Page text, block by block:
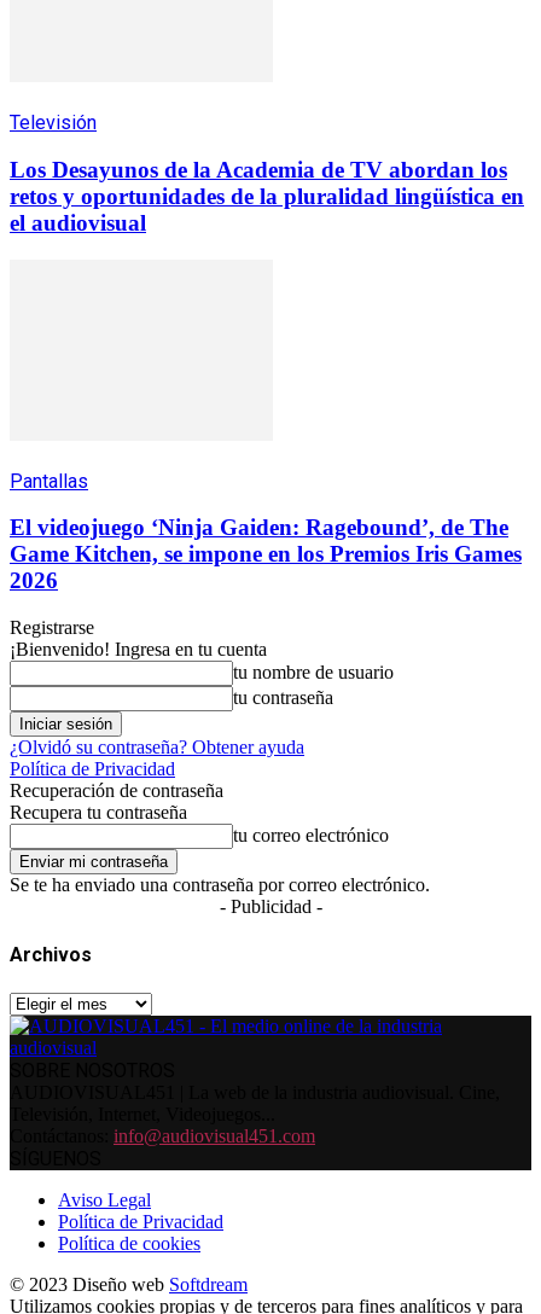
Televisión
Los Desayunos de la Academia de TV abordan los
retos y oportunidades de la pluralidad lingüística en
el audiovisual
Pantallas
El videojuego ‘Ninja Gaiden: Ragebound’, de The
Game Kitchen, se impone en los Premios Iris Games
2026
Registrarse
¡Bienvenido! Ingresa en tu cuenta
tu nombre de usuario
tu contraseña
¿Olvidó su contraseña? Obtener ayuda
Política de Privacidad
Recuperación de contraseña
Recupera tu contraseña
tu correo electrónico
Se te ha enviado una contraseña por correo electrónico.
- Publicidad -
Archivos
Archivos
info@audiovisual451.com
Aviso Legal
Política de Privacidad
Política de cookies
© 2023 Diseño web Softdream
Utilizamos cookies propias y de terceros para fines analíticos y para